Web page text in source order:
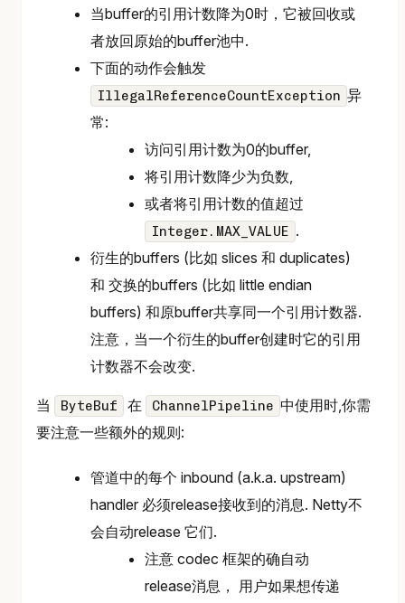
当buffer的引用计数降为0时，它被回收或
者放回原始的buffer池中.
下面的动作会触发
IllegalReferenceCountException 异
常:
访问引用计数为0的buffer,
将引用计数降少为负数,
或者将引用计数的值超过
Integer.MAX_VALUE .
衍生的buffers (比如 slices 和 duplicates)
和 交换的buffers (比如 little endian
buffers) 和原buffer共享同一个引用计数器.
注意，当一个衍生的buffer创建时它的引用
计数器不会改变.
当 ByteBuf 在 ChannelPipeline 中使用时,你需
要注意一些额外的规则:
管道中的每个 inbound (a.k.a. upstream)
handler 必须release接收到的消息. Netty不
会自动release 它们.
注意 codec 框架的确自动
release消息， 用户如果想传递